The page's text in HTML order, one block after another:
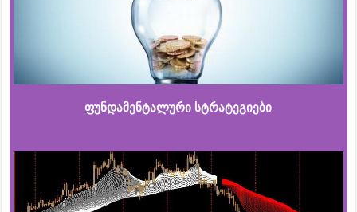
ფუნდამენტალური სტრატეგიები